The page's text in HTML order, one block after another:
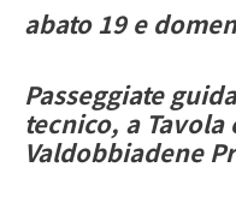
abato 19 e
Passeggiate
tecnico, a Tavola
Valdobbiadene